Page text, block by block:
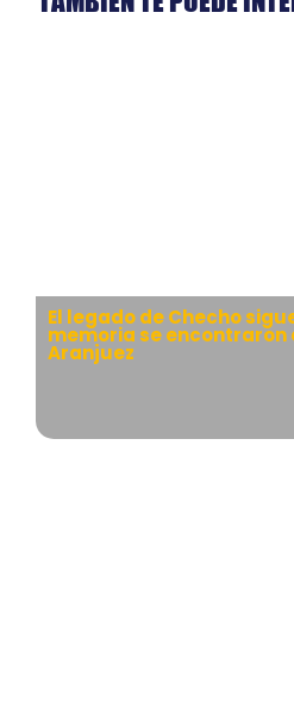
El legado de Checho
memoria se encontraron
Aranjuez